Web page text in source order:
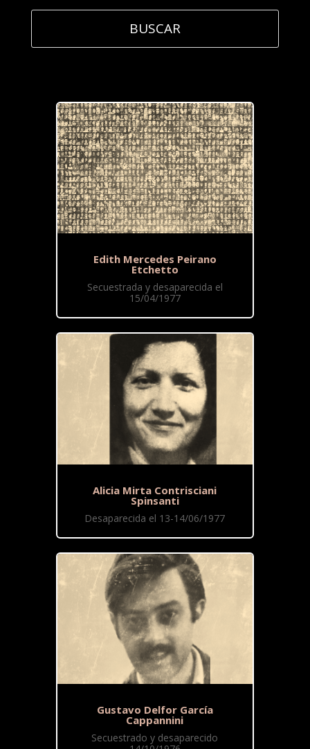
Edith Mercedes Peirano
Etchetto
Secuestrada y desaparecida el
15/04/1977
Alicia Mirta Contrisciani
Spinsanti
Desaparecida el 13-14/06/1977
Gustavo Delfor García
Cappannini
Secuestrado y desaparecido